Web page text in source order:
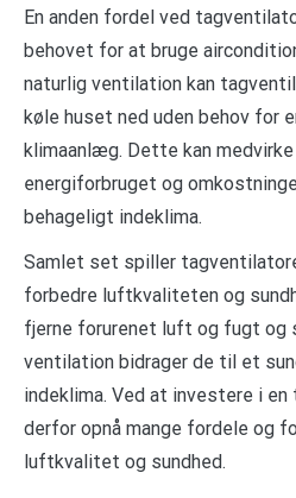
En anden fordel ved
behovet for at bruge
naturlig ventilation kan
køle huset ned uden behov for
klimaanlæg. Dette kan
energiforbruget og
behageligt indeklima.
Samlet set spiller
forbedre luftkvaliteten og
fjerne forurenet luft og fugt og
ventilation bidrager de til et
indeklima. Ved at investere i
derfor opnå mange fordele og
luftkvalitet og sundhed.